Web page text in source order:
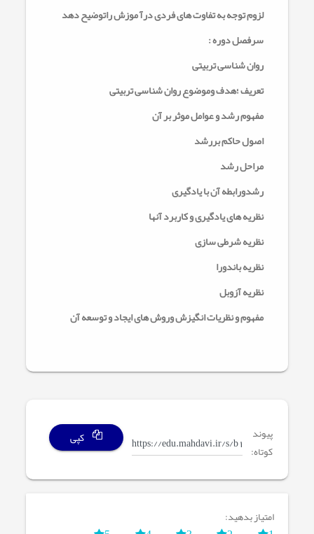
لزوم توجه به تفاوت های فردی درآ موزش راتوضیح دهد
سرفصل دوره :
روان شناسی تربیتی
تعریف ؛هدف وموضوع روان شناسی تربیتی
مفهوم رشد و عوامل موثر بر آن
اصول حاکم بررشد
مراحل رشد
رشدورابطه آن با یادگیری
نظریه های یادگیری و کاربرد آنها
نظریه شرطی سازی
نظریه باندورا
نظریه آزوبل
مفهوم و نظریات انگیزش وروش های ایجاد و توسعه آن
پیوند
کوتاه:
کپی
امتیاز بدهید: